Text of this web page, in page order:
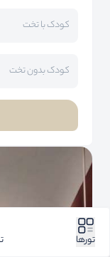
کودک با تخت
کودک بدون تخت
تورها